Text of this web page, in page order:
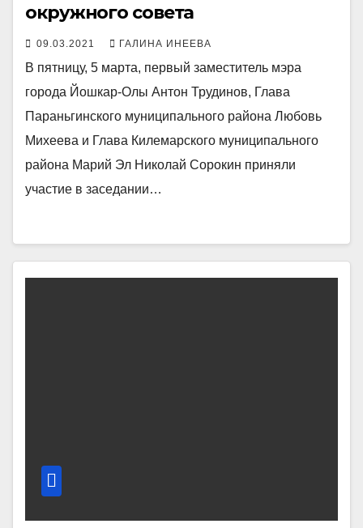
окружного совета
09.03.2021 ГАЛИНА ИНЕЕВА
В пятницу, 5 марта, первый заместитель мэра
города Йошкар-Олы Антон Трудинов, Глава
Параньгинского муниципального района Любовь
Михеева и Глава Килемарского муниципального
района Марий Эл Николай Сорокин приняли
участие в заседании…